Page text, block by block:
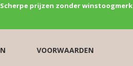
Scherpe prijzen zonder winstoogmerk
VOORWAARDEN